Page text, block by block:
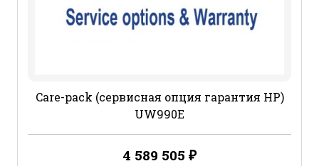
Care-pack (сервисная опция гарантия HP)
UW990E
4 589 505 ₽